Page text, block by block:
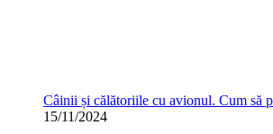
Câinii și călătoriile cu avionul. Cum să
15/11/2024